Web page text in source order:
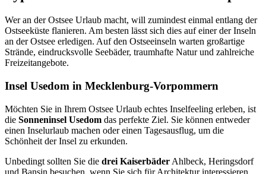
Wer an der Ostsee Urlaub macht, will zumindest einmal entlang der
Ostseeküste flanieren. Am besten lässt sich dies auf einer der Inseln
an der Ostsee erledigen. Auf den Ostseeinseln warten großartige
Strände, eindrucksvolle Seebäder, traumhafte Natur und zahlreiche
Freizeitangebote.
Insel Usedom in Mecklenburg-Vorpommern
Möchten Sie in Ihrem Ostsee Urlaub echtes Inselfeeling erleben, ist
die Sonneninsel Usedom das perfekte Ziel. Sie können entweder
einen Inselurlaub machen oder einen Tagesausflug, um die
Schönheit der Insel zu erkunden.
Unbedingt sollten Sie die drei Kaiserbäder Ahlbeck, Heringsdorf
und Bansin besuchen, wenn Sie sich für Architektur interessieren